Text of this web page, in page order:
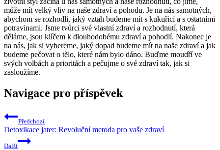
může ⁢mít ‌velký vliv na naše zdraví a pohodu. ⁣Je na nás samotných,
⁢abychom​ se rozhodli, ⁣jaký vztah budeme mít⁣ s kukuřicí a ⁣s ostatními‌
potravinami. Jsme tvůrci své vlastní zdraví ‌a rozhodnutí, která
děláme, jsou klíčem k dlouhodobému zdraví a⁢ pohodlí. Nakonec je
na‍ nás, jak ‌si vybereme, jaký dopad budeme mít na naše zdraví a jak⁣
budeme pečovat o ⁣tělo, které ⁢nám bylo dáno. Buďme⁤ moudří ve
svých⁢ volbách a prioritách a pečujme‌ o své zdraví ‍tak, jak si
zasloužíme.
Navigace pro příspěvek
Předchozí
Detoxikace jater: Revoluční metoda pro vaše zdraví
Další